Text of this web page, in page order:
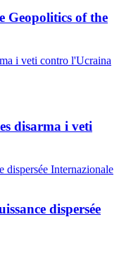
Geopolitics of the
disarma i veti
Internazionale
dispersée